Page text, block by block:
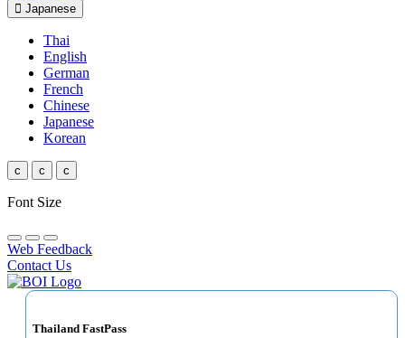
Japanese
Thai
English
German
French
Chinese
Japanese
Korean
c c c
Font Size
Web Feedback
Contact Us
Thailand FastPass